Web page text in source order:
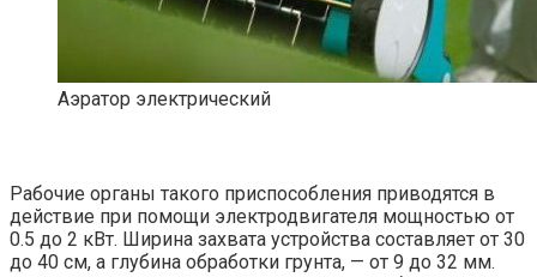
Аэратор электрический
Рабочие органы такого приспособления приводятся в
действие при помощи электродвигателя мощностью от
0.5 до 2 кВт. Ширина захвата устройства составляет от 30
до 40 см, а глубина обработки грунта, — от 9 до 32 мм.